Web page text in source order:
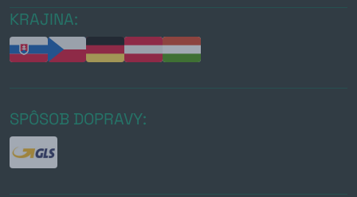
KRAJINA:
SPÔSOB DOPRAVY: